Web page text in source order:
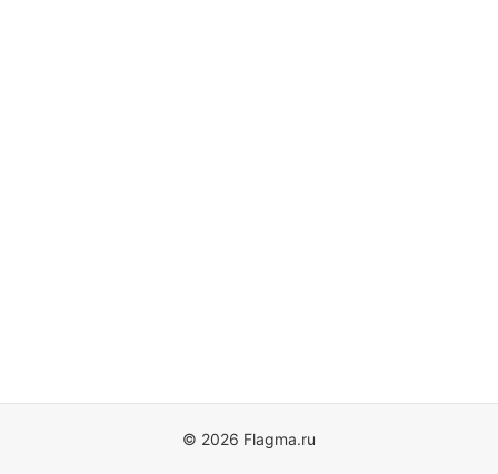
© 2026 Flagma.ru